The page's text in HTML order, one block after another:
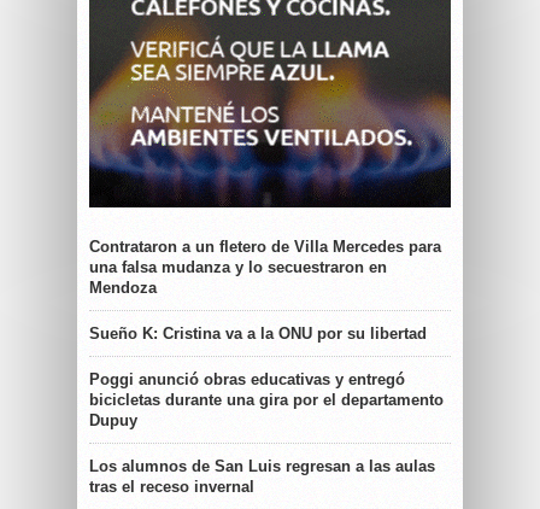
Contrataron a un fletero de Villa Mercedes para
una falsa mudanza y lo secuestraron en
Mendoza
Sueño K: Cristina va a la ONU por su libertad
Poggi anunció obras educativas y entregó
bicicletas durante una gira por el departamento
Dupuy
Los alumnos de San Luis regresan a las aulas
tras el receso invernal